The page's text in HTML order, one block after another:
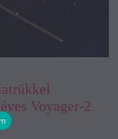
Voyager-2